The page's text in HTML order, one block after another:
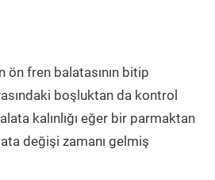
ön fren balatasının bitip
boşluktan da kontrol
kalınlığı eğer bir parmaktan
değişi zamanı gelmiş